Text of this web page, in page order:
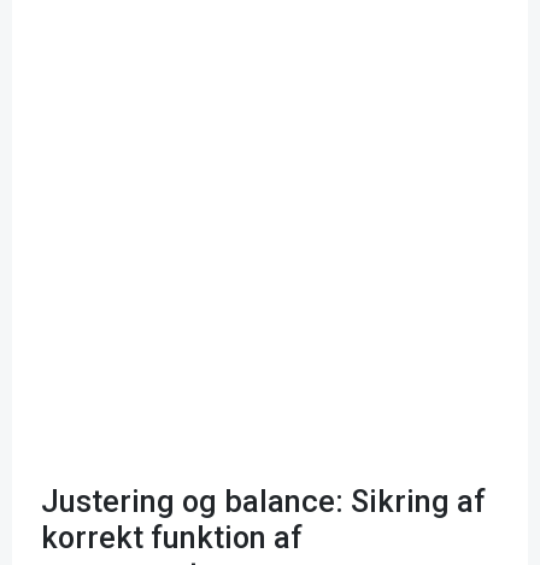
Justering og balance: Sikring af
korrekt funktion af